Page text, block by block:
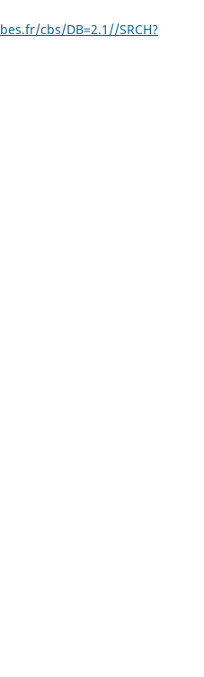
cbs/DB=2.1//SRCH?